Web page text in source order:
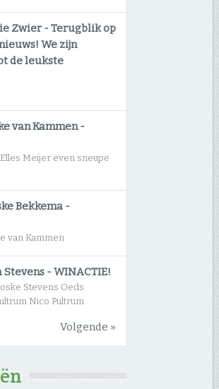
Zwier -Terugblik op
We zijn
de leukste
van Kammen-
Meijer even sneupe
Bekkema -
van Kammen
Stevens -WINACTIE!
Stevens Oeds
Nico Pultrum
Volgende »